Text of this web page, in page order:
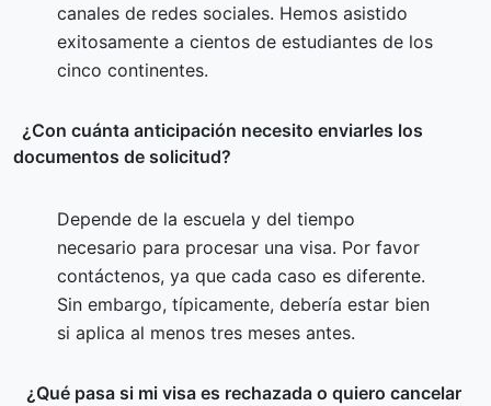
canales de redes sociales. Hemos asistido
exitosamente a cientos de estudiantes de los
cinco continentes.
¿Con cuánta anticipación necesito enviarles los
documentos de solicitud?
Depende de la escuela y del tiempo
necesario para procesar una visa. Por favor
contáctenos, ya que cada caso es diferente.
Sin embargo, típicamente, debería estar bien
si aplica al menos tres meses antes.
¿Qué pasa si mi visa es rechazada o quiero cancelar